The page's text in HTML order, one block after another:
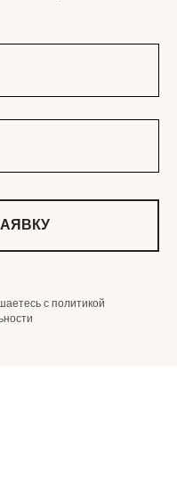
c политикой